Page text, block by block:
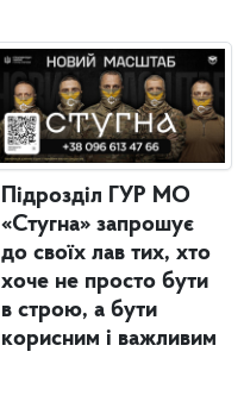
Підрозділ ГУР МО
«Стугна» запрошує
до своїх лав тих, хто
хоче не просто бути
в строю, а бути
корисним і важливим